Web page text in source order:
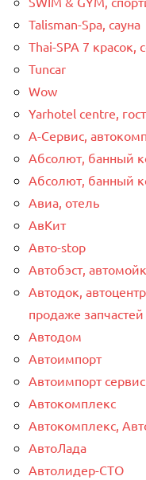
Talisman-Spa, сауна
Thai-SPA 7 красок,
Tuncar
Wow
Yarhotel centre,
А-Сервис,
Абсолют, банный
Абсолют, банный
Авиа, отель
АвКит
Авто-stop
Автобэст,
Автодок,
продаже запчастей
Автодом
Автоимпорт
Автоимпорт сервис
Автокомплекс
Автокомплекс,
АвтоЛада
Автолидер-СТО